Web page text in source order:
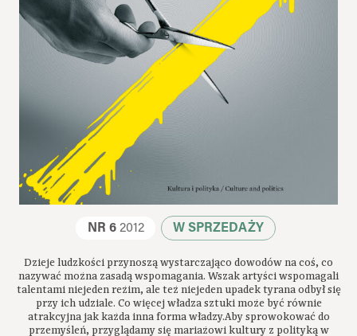
NR 62012 W SPRZEDAŻY
Dzieje ludzkości przynoszą wystarczająco dowodów na coś, co
nazywać można zasadą wspomagania. Wszak artyści wspomagali
talentami niejeden reżim, ale też niejeden upadek tyrana odbył się
przy ich udziale. Co więcej władza sztuki może być równie
atrakcyjna jak każda inna forma władzy.Aby sprowokować do
przemyśleń, przyglądamy się mariażowi kultury z polityką w